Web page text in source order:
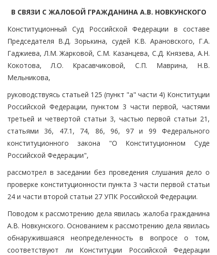
В СВЯЗИ С ЖАЛОБОЙ ГРАЖДАНИНА А.В. НОВКУНСКОГО
Конституционный Суд Российской Федерации в составе
Председателя В.Д. Зорькина, судей К.В. Арановского, Г.А.
Гаджиева, Л.М. Жарковой, С.М. Казанцева, С.Д. Князева, А.Н.
Кокотова, Л.О. Красавчиковой, С.П. Маврина, Н.В.
Мельникова,
руководствуясь статьей 125 (пункт "а" части 4) Конституции
Российской Федерации, пунктом 3 части первой, частями
третьей и четвертой статьи 3, частью первой статьи 21,
статьями 36, 47.1, 74, 86, 96, 97 и 99 Федерального
конституционного закона "О Конституционном Суде
Российской Федерации",
рассмотрел в заседании без проведения слушания дело о
проверке конституционности пункта 3 части первой статьи
24 и части второй статьи 27 УПК Российской Федерации.
Поводом к рассмотрению дела явилась жалоба гражданина
А.В. Новкунского. Основанием к рассмотрению дела явилась
обнаружившаяся неопределенность в вопросе о том,
соответствуют ли Конституции Российской Федерации